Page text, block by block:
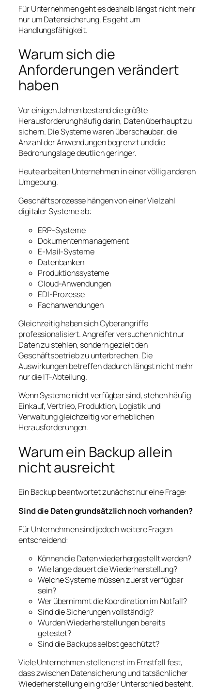
Für Unternehmen geht es deshalb längst nicht mehr
nur um Datensicherung. Es geht um
Handlungsfähigkeit.
Warum sich die
Anforderungen verändert
haben
Vor einigen Jahren bestand die größte
Herausforderung häufig darin, Daten überhaupt zu
sichern. Die Systeme waren überschaubar, die
Anzahl der Anwendungen begrenzt und die
Bedrohungslage deutlich geringer.
Heute arbeiten Unternehmen in einer völlig anderen
Umgebung.
Geschäftsprozesse hängen von einer Vielzahl
digitaler Systeme ab:
ERP-Systeme
Dokumentenmanagement
E-Mail-Systeme
Datenbanken
Produktionssysteme
Cloud-Anwendungen
EDI-Prozesse
Fachanwendungen
Gleichzeitig haben sich Cyberangriffe
professionalisiert. Angreifer versuchen nicht nur
Daten zu stehlen, sondern gezielt den
Geschäftsbetrieb zu unterbrechen. Die
Auswirkungen betreffen dadurch längst nicht mehr
nur die IT-Abteilung.
Wenn Systeme nicht verfügbar sind, stehen häufig
Einkauf, Vertrieb, Produktion, Logistik und
Verwaltung gleichzeitig vor erheblichen
Herausforderungen.
Warum ein Backup allein
nicht ausreicht
Ein Backup beantwortet zunächst nur eine Frage:
Sind die Daten grundsätzlich noch vorhanden?
Für Unternehmen sind jedoch weitere Fragen
entscheidend:
Können die Daten wiederhergestellt werden?
Wie lange dauert die Wiederherstellung?
Welche Systeme müssen zuerst verfügbar
sein?
Wer übernimmt die Koordination im Notfall?
Sind die Sicherungen vollständig?
Wurden Wiederherstellungen bereits
getestet?
Sind die Backups selbst geschützt?
Viele Unternehmen stellen erst im Ernstfall fest,
dass zwischen Datensicherung und tatsächlicher
Wiederherstellung ein großer Unterschied besteht.